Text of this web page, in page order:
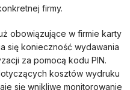
firmy.
obowiązujące w firmie karty
się konieczność wydawania
za pomocą kodu PIN.
kosztów wydruku
się wnikliwe monitorowanie